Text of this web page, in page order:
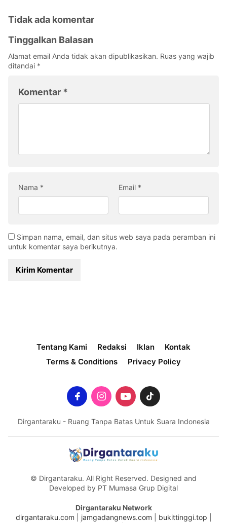
Tidak ada komentar
Tinggalkan Balasan
Alamat email Anda tidak akan dipublikasikan. Ruas yang wajib
ditandai *
Komentar *
Nama * Email *
Simpan nama, email, dan situs web saya pada peramban ini
untuk komentar saya berikutnya.
Tentang Kami Redaksi Iklan
Kontak
Terms & Conditions
Privacy Policy
Dirgantaraku - Ruang Tanpa Batas Untuk Suara Indonesia
© Dirgantaraku. All Right Reserved. Designed and
Developed by PT Mumasa Grup Digital
Dirgantaraku Network
dirgantaraku.com
jamgadangnews.com bukittinggi.top